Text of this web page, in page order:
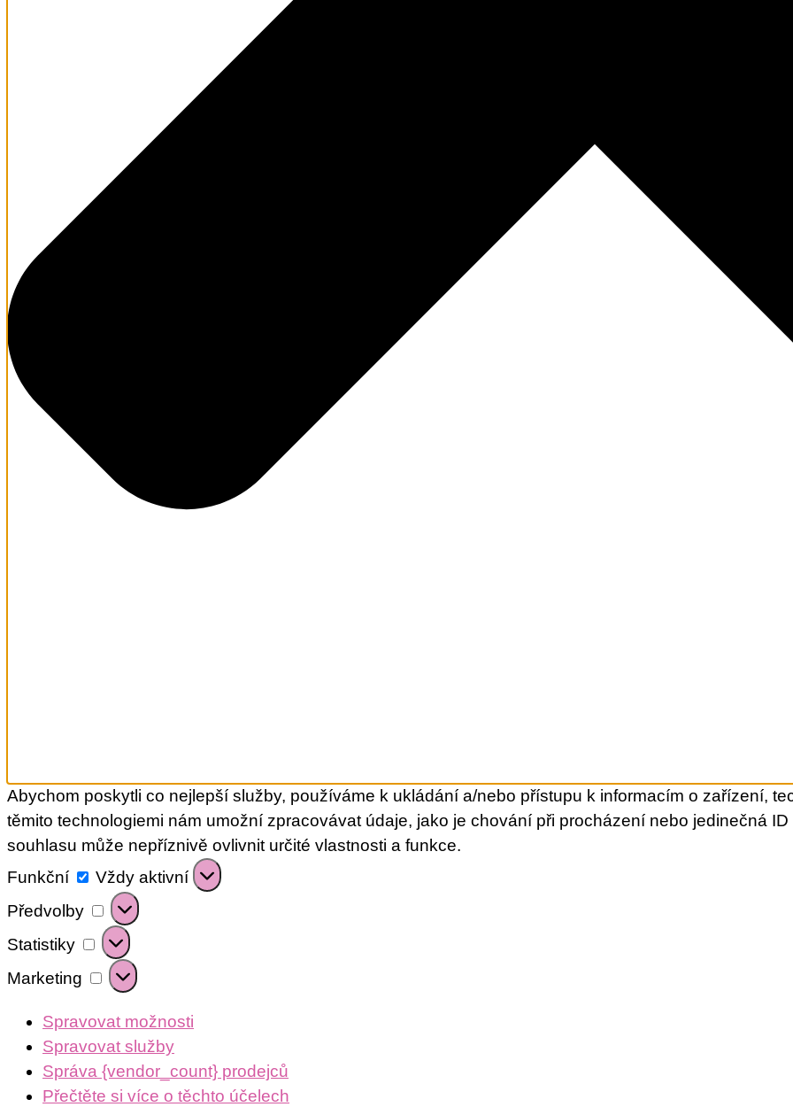
Abychom poskytli co nejlepší služby, používáme k ukládání a/nebo přístupu k informacím o zařízení,
těmito technologiemi nám umožní zpracovávat údaje, jako je chování při procházení nebo jedinečná
souhlasu může nepříznivě ovlivnit určité vlastnosti a funkce.
Funkční
Funkční
Vždy aktivní
Předvolby
Předvolby
Statistiky Statistiky
Marketing Marketing
Spravovat možnosti
Spravovat služby
Správa {vendor_count} prodejců
Přečtěte si více o těchto účelech